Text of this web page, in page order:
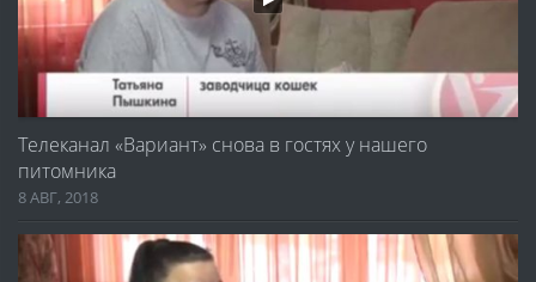
Телеканал «Вариант» снова в гостях у нашего
питомника
8 АВГ, 2018